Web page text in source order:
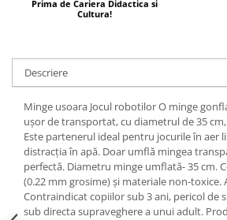
Prima de Cariera Didactica si
Cultura!
Descriere
Minge usoara Jocul robotilor O minge
ușor de transportat, cu diametrul de 35
Este partenerul ideal pentru jocurile în aer
distracția în apă. Doar umflă mingea
perfectă. Diametru minge umflată- 35 cm.
(0.22 mm grosime) și materiale non-toxice.
Contraindicat copiilor sub 3 ani, pericol de
sub directa supraveghere a unui adult.